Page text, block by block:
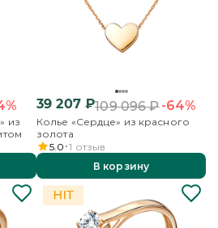
из
39 207₽109 096₽-64%
Колье «Сердце» из красного
золота
5.0 1 отзыв
В корзину